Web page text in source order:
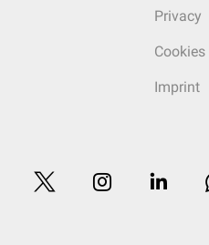
Privacy
Cookies
Imprint